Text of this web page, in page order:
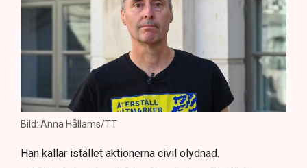
Bild: Anna Hållams/TT
Han kallar istället aktionerna civil olydnad.